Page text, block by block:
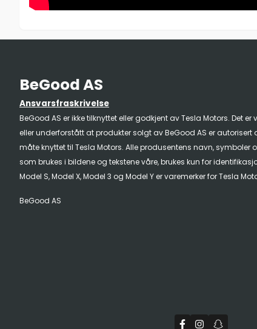
BeGood AS
Ansvarsfraskrivelse
BeGood AS er ikke tilknyttet eller godkjent av Tesla Motors. Det er
eller underforstått at produkter solgt av BeGood AS er autorisert
måte knyttet til Tesla Motors. Alle produsentens navn, symboler
som brukes i bildene og tekstene våre, brukes kun for
Model S, Model X, Model 3 og Model Y er varemerker for Tesla
BeGood AS